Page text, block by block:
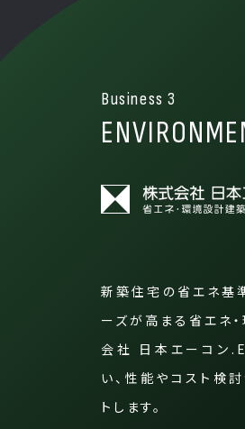
Business 3
新築住宅の省エネ基
ーズが高まる省エネ
会社 日本エーコン.E
い、性能やコスト検
トします。